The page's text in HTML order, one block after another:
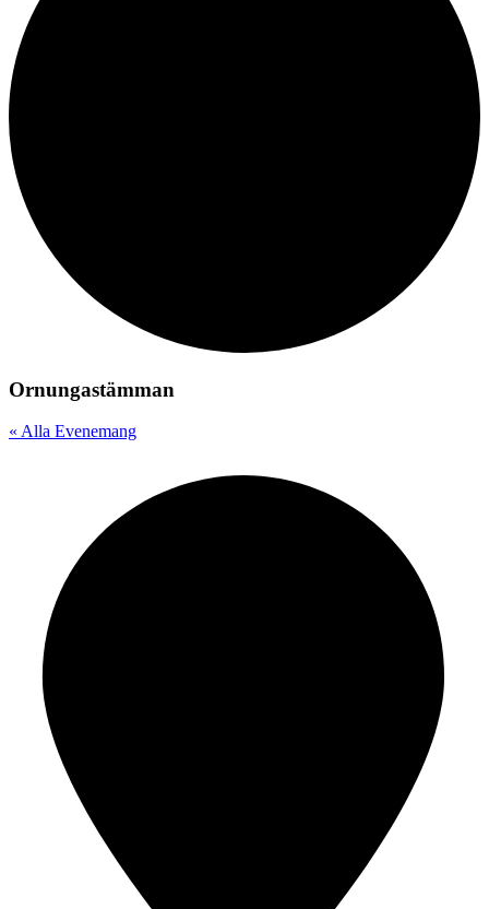
Ornungastämman
« Alla Evenemang